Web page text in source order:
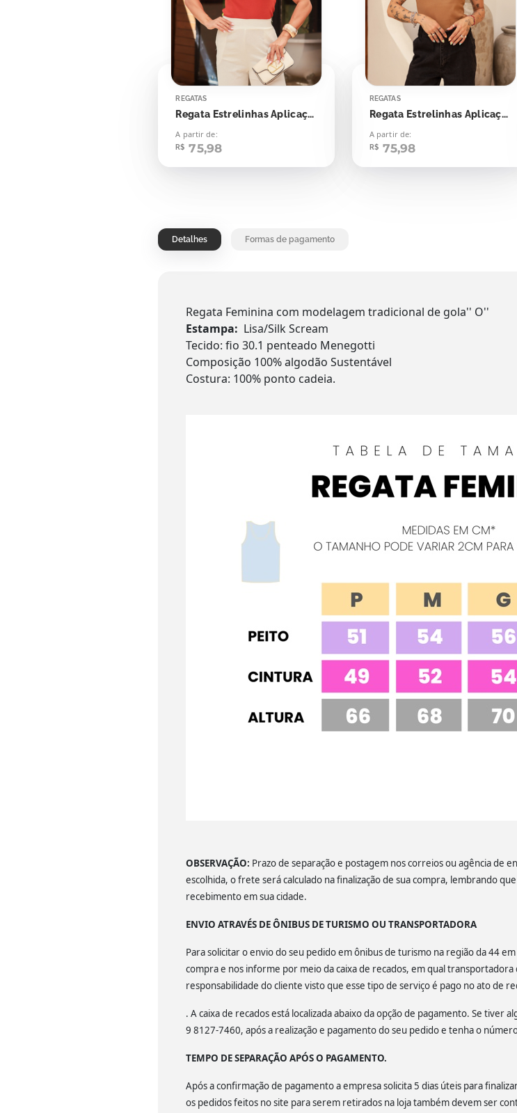
REGATAS
Regata Estrelinhas Aplicação
A partir de:
R$ 75,98
REGATAS
Regata Estrelinhas Aplicação
A partir de:
R$ 75,98
Detalhes Formas de pagamento
Regata Feminina com modelagem tradicional de gola'' O''
Estampa: Lisa/Silk Scream
Tecido: fio 30.1 penteado Menegotti
Composição 100% algodão Sustentável
Costura: 100% ponto cadeia.
OBSERVAÇÃO: Prazo de separação e postagem nos correios ou agência de
escolhida, o frete será calculado na finalização de sua compra, lembrando
recebimento em sua cidade.
ENVIO ATRAVÉS DE ÔNIBUS DE TURISMO OU TRANSPORTADORA
Para solicitar o envio do seu pedido em ônibus de turismo na região da 44
compra e nos informe por meio da caixa de recados, em qual
responsabilidade do cliente visto que esse tipo de serviço é pago no ato de
. A caixa de recados está localizada abaixo da opção de pagamento. Se
9 8127-7460, após a realização e pagamento do seu pedido e tenha o
TEMPO DE SEPARAÇÃO APÓS O PAGAMENTO.
Após a confirmação de pagamento a empresa solicita 5 dias úteis para
os pedidos feitos no site para serem retirados na loja também devem ser